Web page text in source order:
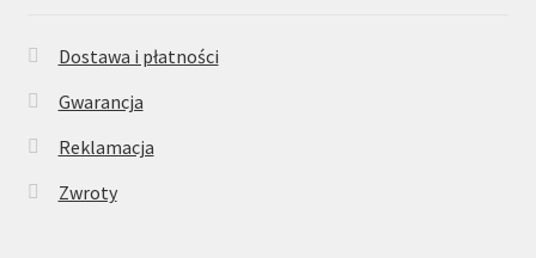
Dostawa i płatności
Gwarancja
Reklamacja
Zwroty